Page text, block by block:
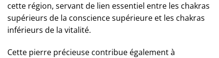
cette région, servant de lien essentiel entre les chakras
supérieurs de la conscience supérieure et les chakras
inférieurs de la vitalité.
Cette pierre précieuse contribue également à